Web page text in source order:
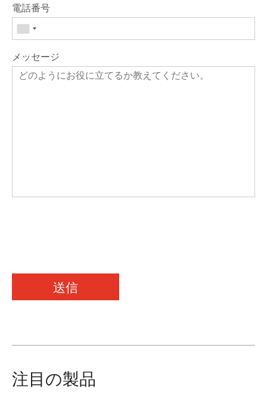
電話番号
メッセージ
送信
注目の製品